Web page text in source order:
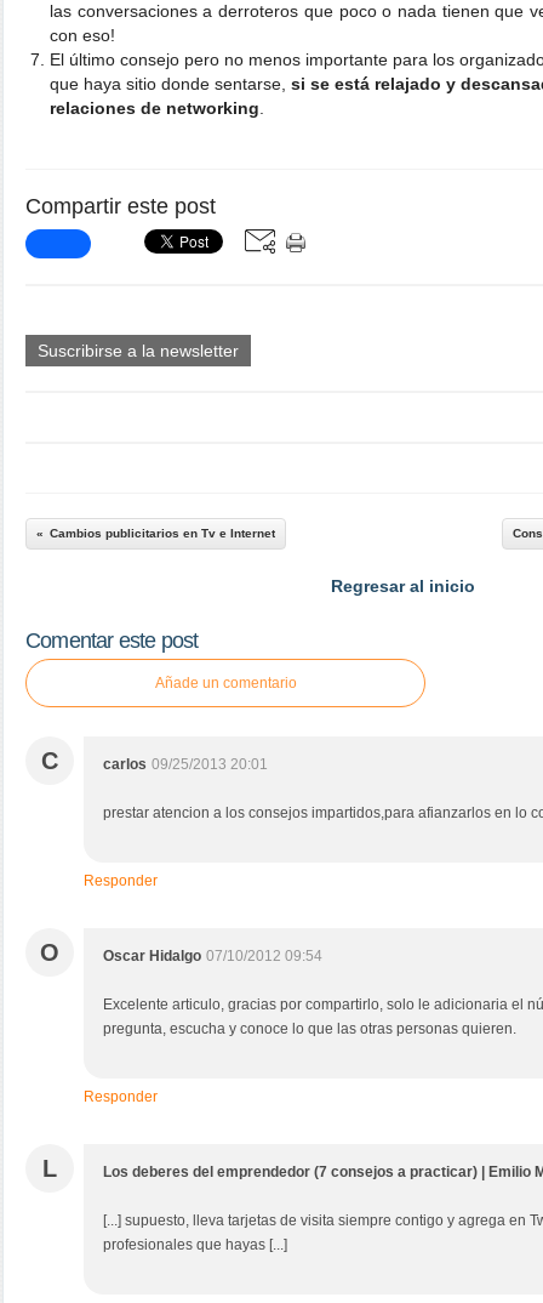
las conversaciones a derroteros que poco o nada tienen que
con eso!
El último consejo pero no menos importante para los
que haya sitio donde sentarse, si se está relajado y
relaciones de networking
Compartir este post
Suscribirse a la newsletter
Cambios publicitarios en Tv e Internet
Regresar al inicio
Comentar este post
Añade un comentario
C carlos 09/25/2013 20:01
prestar atencion a los consejos impartidos,para afianzarlos en lo
Responder
O Oscar Hidalgo 07/10/2012 09:54
Excelente articulo, gracias por compartirlo, solo le adicionaria el
pregunta, escucha y conoce lo que las otras personas quieren.
Responder
L Los deberes del emprendedor (7 consejos a practicar) | Emilio
[...] supuesto, lleva tarjetas de visita siempre contigo y agrega en
profesionales que hayas [...]